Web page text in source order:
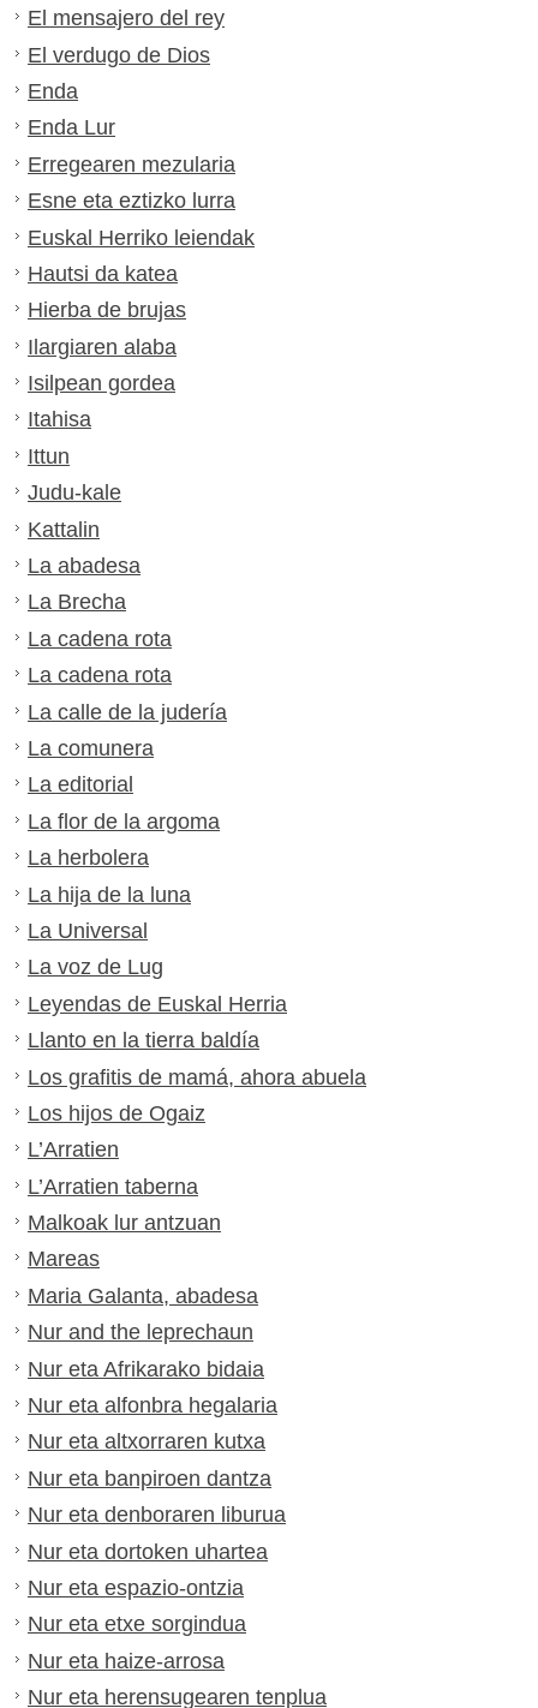
El mensajero del rey
El verdugo de Dios
Enda
Enda Lur
Erregearen mezularia
Esne eta eztizko lurra
Euskal Herriko leiendak
Hautsi da katea
Hierba de brujas
Ilargiaren alaba
Isilpean gordea
Itahisa
Ittun
Judu-kale
Kattalin
La abadesa
La Brecha
La cadena rota
La cadena rota
La calle de la judería
La comunera
La editorial
La flor de la argoma
La herbolera
La hija de la luna
La Universal
La voz de Lug
Leyendas de Euskal Herria
Llanto en la tierra baldía
Los grafitis de mamá, ahora abuela
Los hijos de Ogaiz
L’Arratien
L’Arratien taberna
Malkoak lur antzuan
Mareas
Maria Galanta, abadesa
Nur and the leprechaun
Nur eta Afrikarako bidaia
Nur eta alfonbra hegalaria
Nur eta altxorraren kutxa
Nur eta banpiroen dantza
Nur eta denboraren liburua
Nur eta dortoken uhartea
Nur eta espazio-ontzia
Nur eta etxe sorgindua
Nur eta haize-arrosa
Nur eta herensugearen tenplua